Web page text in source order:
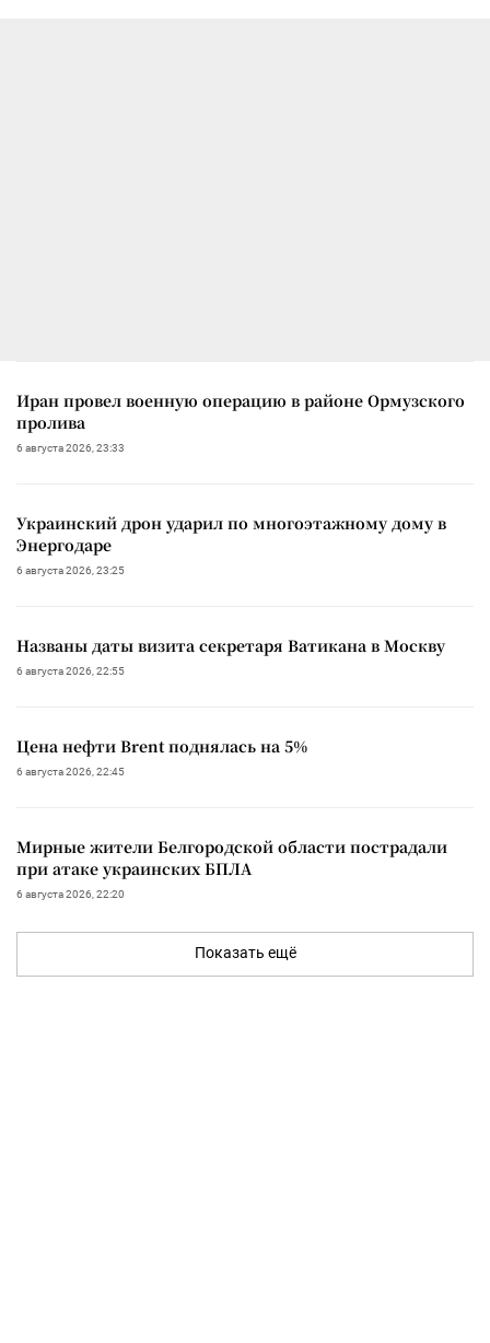
Иран провел военную операцию в районе Ормузского
пролива
6 августа 2026, 23:33
Украинский дрон ударил по многоэтажному дому в
Энергодаре
6 августа 2026, 23:25
Названы даты визита секретаря Ватикана в Москву
6 августа 2026, 22:55
Цена нефти Brent поднялась на 5%
6 августа 2026, 22:45
Мирные жители Белгородской области пострадали
при атаке украинских БПЛА
6 августа 2026, 22:20
Показать ещё